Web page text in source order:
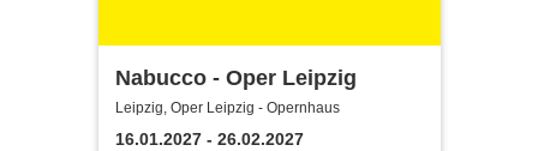
Nabucco - Oper Leipzig
Leipzig, Oper Leipzig - Opernhaus
16.01.2027 - 26.02.2027